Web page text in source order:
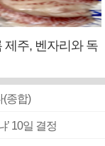
제주, 벤자리와 독
(종합)
’ 10일 결정